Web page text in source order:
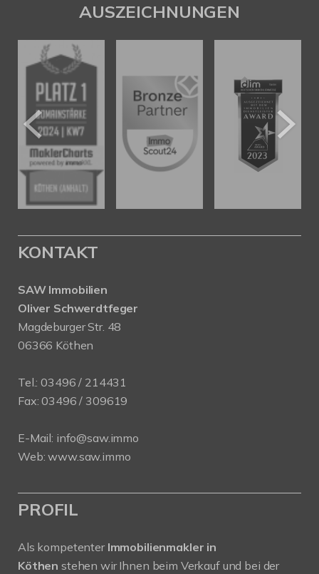
AUSZEICHNUNGEN
KONTAKT
SAW Immobilien
Oliver Schwerdtfeger
Magdeburger Str. 48
06366 Köthen
Tel.:03496 / 214431
Fax: 03496 / 309619
E-Mail: info@saw.immo
Web:www.saw.immo
PROFIL
Als kompetenter Immobilienmakler in
Köthen stehen wir Ihnen beim Verkauf und bei der